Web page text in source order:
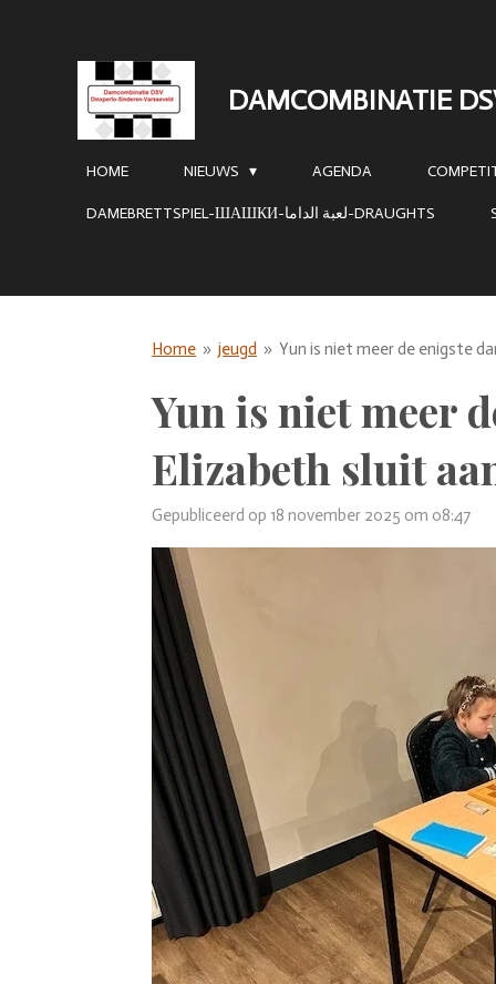
hoofdinhoud
DAMCOMBINATIE
HOME NIEUWS AGENDA
DAMEBRETTSPIEL-ШАШКИ-لعبة الداما-DRAUGHTS
Home » jeugd » Yun is niet meer de enigste
Yun is niet meer
Elizabeth sluit
Gepubliceerd op 18 november 2025 om 08:47